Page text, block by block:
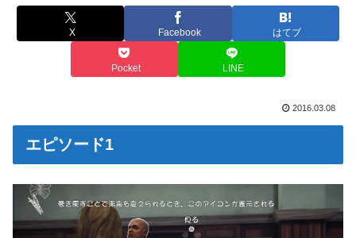
X Facebook はてブ
Pocket LINE
2016.03.08
エピソード1